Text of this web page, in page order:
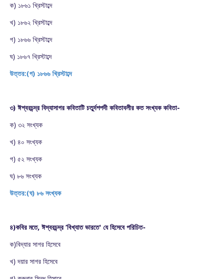
ক) ১৮৬১ খ্রিস্টাব্দে
খ) ১৮৬২ খ্রিস্টাব্দে
গ) ১৮৬৬ খ্রিস্টাব্দে
ঘ) ১৮৬৭ খ্রিস্টাব্দে
উত্তর:(গ) ১৮৬৬ খ্রিস্টাব্দে
৩) ঈশ্বরচন্দ্র বিদ্যাসাগর কবিতাটি চতুর্দশপদী কবিতাবলীর কত সংখ্যক কবিতা-
ক) ৩২ সংখ্যক
খ) ৪০ সংখ্যক
গ) ৫২ সংখ্যক
ঘ) ৮৬ সংখ্যক
উত্তর:(ঘ) ৮৬ সংখ্যক
৪)কবির মতে, ঈশ্বরচন্দ্র ‘বিখ্যাত ভারতে' যে হিসেবে পরিচিত-
ক)বিদ্যার সাগর হিসেবে
খ) দয়ার সাগর হিসেবে